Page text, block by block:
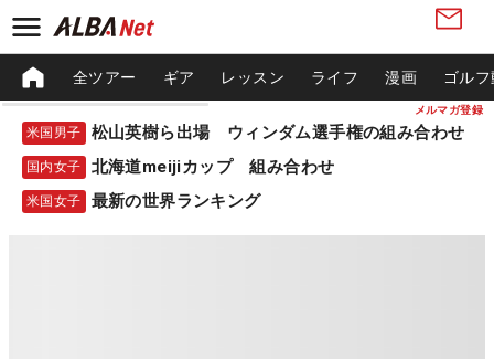
メルマガ登録
全ツアー ギア レッスン ライフ 漫画 ゴル
米国男子 松山英樹ら出場 ウィンダム選手権の組み合わせ
国内女子 北海道meijiカップ 組み合わせ
米国女子 最新の世界ランキング